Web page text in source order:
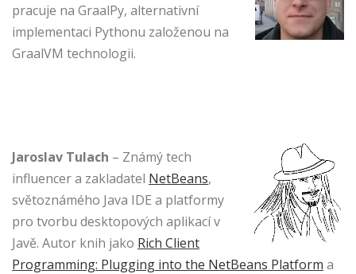
pracuje na GraalPy, alternativní
implementaci Pythonu založenou na
GraalVM technologii.
Jaroslav Tulach – Známý tech
influencer a zakladatel NetBeans,
světoznámého Java IDE a platformy
pro tvorbu desktopových aplikací v
Javě. Autor knih jako Rich Client
Programming: Plugging into the NetBeans Platform a